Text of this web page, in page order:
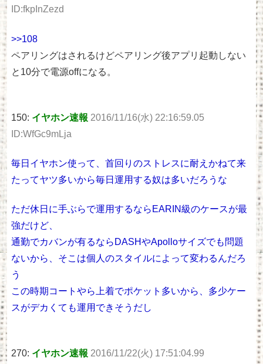
ID:fkpInZezd
>>108
ペアリングはされるけどペアリング後アプリ起動しない
と10分で電源offになる。
150: イヤホン速報 2016/11/16(水) 22:16:59.05
ID:WfGc9mLja
毎日イヤホン使って、首回りのストレスに耐えかねて来
たってヤツ多いから毎日運用する奴は多いだろうな
ただ休日に手ぶらで運用するならEARIN級のケースが最
強だけど、
通勤でカバンが有るならDASHやApolloサイズでも問題
ないから、そこは個人のスタイルによって変わるんだろ
う
この時期コートやら上着でポケット多いから、多少ケー
スがデカくても運用できそうだし
270: イヤホン速報 2016/11/22(火) 17:51:04.99